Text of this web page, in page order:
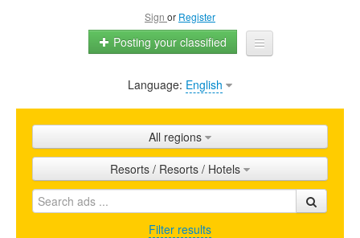
Sign or Register
Posting your classified
Home
Shops
Promotion
FAQ
Language: English
All regions
Resorts / Resorts / Hotels
Filter results